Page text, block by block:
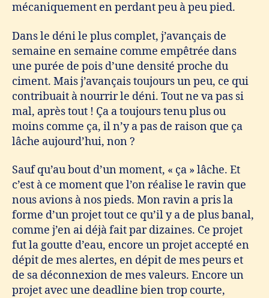
mécaniquement en perdant peu à peu pied.
Dans le déni le plus complet, j’avançais de
semaine en semaine comme empêtrée dans
une purée de pois d’une densité proche du
ciment. Mais j’avançais toujours un peu, ce qui
contribuait à nourrir le déni. Tout ne va pas si
mal, après tout ! Ça a toujours tenu plus ou
moins comme ça, il n’y a pas de raison que ça
lâche aujourd’hui, non ?
Sauf qu’au bout d’un moment, « ça » lâche. Et
c’est à ce moment que l’on réalise le ravin que
nous avions à nos pieds. Mon ravin a pris la
forme d’un projet tout ce qu’il y a de plus banal,
comme j’en ai déjà fait par dizaines. Ce projet
fut la goutte d’eau, encore un projet accepté en
dépit de mes alertes, en dépit de mes peurs et
de sa déconnexion de mes valeurs. Encore un
projet avec une deadline bien trop courte,